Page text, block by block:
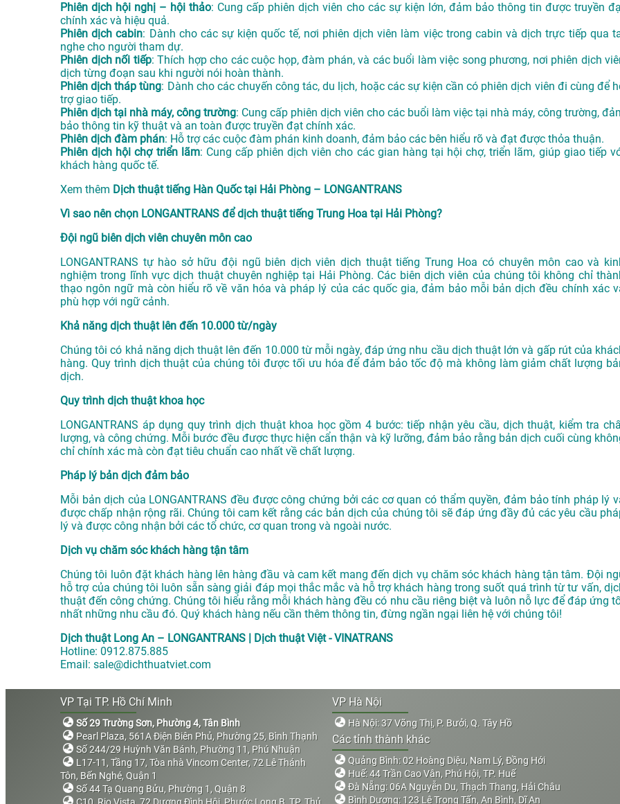
Phiên dịch hội nghị – hội thảo: Cung cấp phiên dịch viên cho các sự kiện lớn, đảm bảo thông tin được truyền
chính xác và hiệu quả.
Phiên dịch cabin: Dành cho các sự kiện quốc tế, nơi phiên dịch viên làm việc trong cabin và dịch trực tiếp qua
nghe cho người tham dự.
Phiên dịch nối tiếp: Thích hợp cho các cuộc họp, đàm phán, và các buổi làm việc song phương, nơi phiên dịch
dịch từng đoạn sau khi người nói hoàn thành.
Phiên dịch tháp tùng: Dành cho các chuyến công tác, du lịch, hoặc các sự kiện cần có phiên dịch viên đi cùng để
trợ giao tiếp.
Phiên dịch tại nhà máy, công trường: Cung cấp phiên dịch viên cho các buổi làm việc tại nhà máy, công trường,
bảo thông tin kỹ thuật và an toàn được truyền đạt chính xác.
Phiên dịch đàm phán: Hỗ trợ các cuộc đàm phán kinh doanh, đảm bảo các bên hiểu rõ và đạt được thỏa thuận.
Phiên dịch hội chợ triển lãm: Cung cấp phiên dịch viên cho các gian hàng tại hội chợ, triển lãm, giúp giao tiếp
khách hàng quốc tế.
Xem thêm Dịch thuật tiếng Hàn Quốc tại Hải Phòng – LONGANTRANS
Vì sao nên chọn LONGANTRANS để dịch thuật tiếng Trung Hoa tại Hải Phòng?
Đội ngũ biên dịch viên chuyên môn cao
LONGANTRANS tự hào sở hữu đội ngũ biên dịch viên dịch thuật tiếng Trung Hoa có chuyên môn cao và
nghiệm trong lĩnh vựcdịch thuật chuyên nghiệp tại Hải Phòng. Các biên dịch viên của chúng tôi không chỉ
thạo ngôn ngữ mà còn hiểu rõ về văn hóa và pháp lý của các quốc gia, đảm bảo mỗi bản dịch đều chính xác
phù hợp với ngữ cảnh.
Khả năng dịch thuật lên đến 10.000 từ/ngày
Chúng tôi có khả năng dịch thuật lên đến 10.000 từ mỗi ngày, đáp ứng nhu cầu dịch thuật lớn và gấp rút của
hàng. Quy trình dịch thuật của chúng tôi được tối ưu hóa để đảm bảo tốc độ mà không làm giảm chất lượng
dịch.
Quy trình dịch thuật khoa học
LONGANTRANS áp dụng quy trình dịch thuật khoa học gồm 4 bước: tiếp nhận yêu cầu, dịch thuật, kiểm tra
lượng, và công chứng. Mỗi bước đều được thực hiện cẩn thận và kỹ lưỡng, đảm bảo rằng bản dịch cuối cùng
chỉ chính xác mà còn đạt tiêu chuẩn cao nhất về chất lượng.
Pháp lý bản dịch đảm bảo
Mỗi bản dịch của LONGANTRANS đều được công chứng bởi các cơ quan có thẩm quyền, đảm bảo tính pháp lý
được chấp nhận rộng rãi. Chúng tôi cam kết rằng các bản dịch của chúng tôi sẽ đáp ứng đầy đủ các yêu cầu
lý và được công nhận bởi các tổ chức, cơ quan trong và ngoài nước.
Dịch vụ chăm sóc khách hàng tận tâm
Chúng tôi luôn đặt khách hàng lên hàng đầu và cam kết mang đến dịch vụ chăm sóc khách hàng tận tâm. Đội
hỗ trợ của chúng tôi luôn sẵn sàng giải đáp mọi thắc mắc và hỗ trợ khách hàng trong suốt quá trình từ tư vấn,
thuật đến công chứng. Chúng tôi hiểu rằng mỗi khách hàng đều có nhu cầu riêng biệt và luôn nỗ lực để đáp ứng
nhất những nhu cầu đó. Quý khách hàng nếu cần thêm thông tin, đừng ngần ngại liên hệ với chúng tôi!
Dịch thuật Long An – LONGANTRANS | Dịch thuật Việt - VINATRANS
Hotline: 0912.875.885
Email: sale@dichthuatviet.com
VP Tại TP. Hồ Chí Minh
Số 29 Trường Sơn, Phường 4, Tân Bình
Pearl Plaza, 561A Điện Biên Phủ, Phường 25, Bình Thạnh
Số 244/29 Huỳnh Văn Bánh, Phường 11, Phú Nhuận
L17-11, Tầng 17, Tòa nhà Vincom Center, 72 Lê Thánh
Tôn, Bến Nghé, Quận 1
Số 44 Tạ Quang Bửu, Phường 1, Quận 8
VP Hà Nội
Hà Nội: 37 Võng Thị, P. Bưởi, Q. Tây Hồ
Các tỉnh thành khác
Quảng Bình: 02 Hoàng Diệu, Nam Lý, Đồng Hới
Huế: 44 Trần Cao Vân, Phú Hội, TP. Huế
Đà Nẵng: 06A Nguyễn Du, Thạch Thang, Hải Châu
Bình Dương: 123 Lê Trọng Tấn, An Bình, Dĩ An